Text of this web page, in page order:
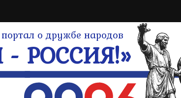
о дружбе народов
РОССИЯ!»